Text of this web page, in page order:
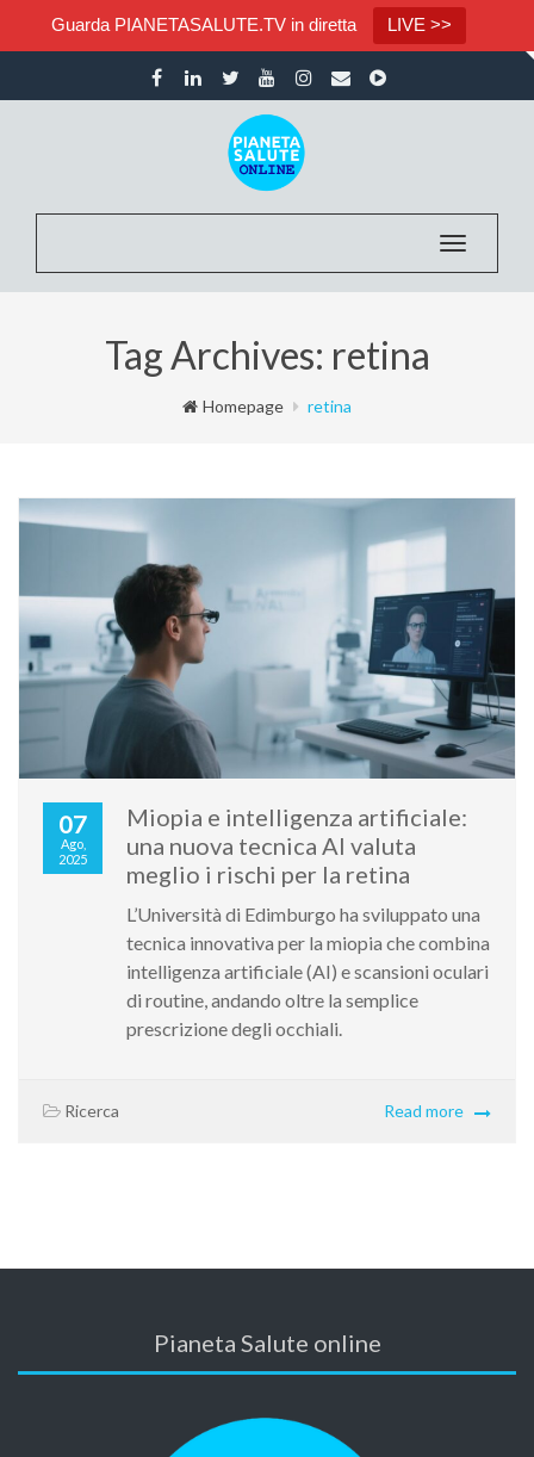
Guarda PIANETASALUTE.TV in diretta LIVE >>
Toggle
Tag Archives: retina
Homepage retina
07
Ago,
2025
Miopia e intelligenza artificiale:
una nuova tecnica AI valuta
meglio i rischi per la retina
L’Università di Edimburgo ha sviluppato una
tecnica innovativa per la miopia che combina
intelligenza artificiale (AI) e scansioni oculari
di routine, andando oltre la semplice
prescrizione degli occhiali.
Ricerca Read more
Pianeta Salute online